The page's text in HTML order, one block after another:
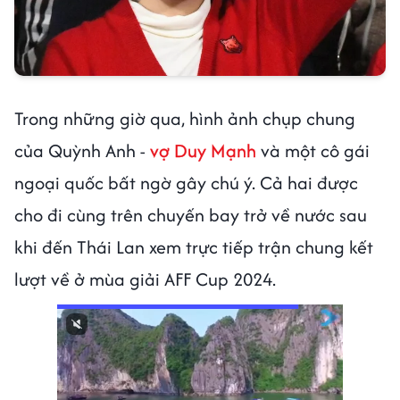
Trong những giờ qua, hình ảnh chụp chung
của Quỳnh Anh - vợ Duy Mạnh và một cô gái
ngoại quốc bất ngờ gây chú ý. Cả hai được
cho đi cùng trên chuyến bay trở về nước sau
khi đến Thái Lan xem trực tiếp trận chung kết
lượt về ở mùa giải AFF Cup 2024.